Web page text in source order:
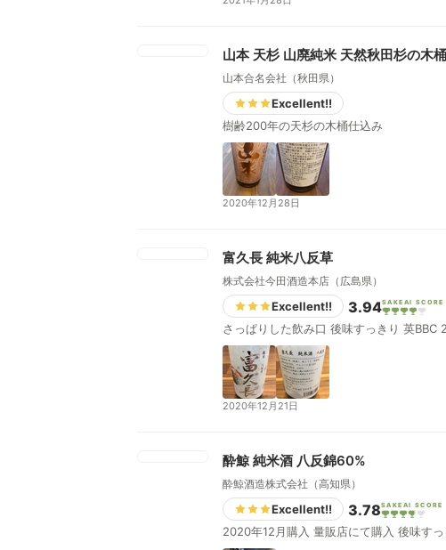
山本 天杉 山廃純米 天然秋田杉の木
山本合名会社（秋田県）
Excellent!!
樹齢200年の天杉の木桶仕込み
2020年12月28日
富久長 純米八反草
株式会社今田酒造本店（広島県）
Excellent!! 3.94SAKEAI SCORE
2020年12月21日
酔鯨 純米酒 八反錦60%
酔鯨酒造株式会社（高知県）
Excellent!! 3.78SAKEAI SCORE
2020年12月